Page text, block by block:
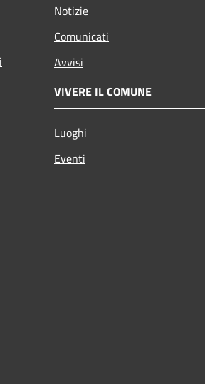
Notizie
Comunicati
Avvisi
VIVERE IL COMUNE
Luoghi
Eventi